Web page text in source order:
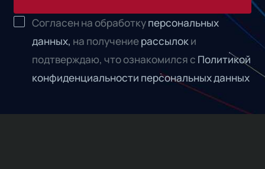
Согласен на обработкуперсональных
данных, на получениерассылоки
подтверждаю, что ознакомился с Политикой
конфиденциальности персональных данных